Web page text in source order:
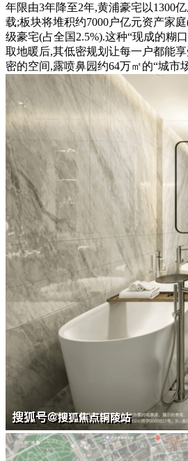
年限由3年降至2年,黄浦豪宅以1300
载;板块将堆积约7000户亿元资产家
级豪宅(占全国2.5%).这种“现成的糊
取地暖后,其低密规划让每一户都能
密的空间,露喷鼻园约64万㎡的“城市